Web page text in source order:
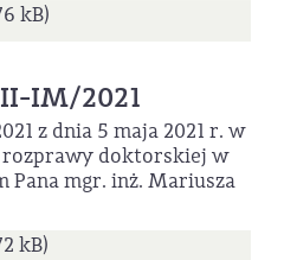
kB)
IM/2021
z dnia 5 maja 2021 r. w
doktorskiej w
mgr. inż. Mariusza
kB)